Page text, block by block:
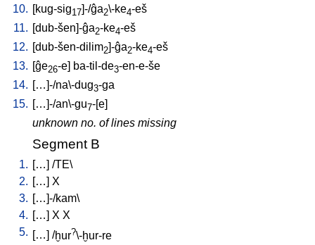
10. [kug-sig17]-/ĝa2\-ke4-eš
11. [dub-šen]-ĝa2-ke4-eš
12. [dub-šen-dilim2]-ĝa2-ke4-eš
13. [ĝe26-e] ba-til-de3-en-e-še
14. […]-/na\-dug3-ga
15. […]-/an\-gu7-[e]
unknown no. of lines missing
Segment B
1. […] /TE\
2. […] X
3. […]-/kam\
4. […] X X
5.
… ] /ḫur?\-ḫur-re